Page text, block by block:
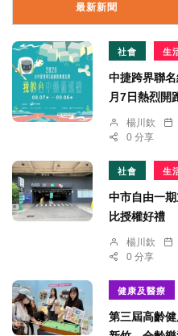
最新新聞
社會 生
中捷跨界聯
月7日熱烈開
楊川欽
0 分享
社會 生
中市自由一
比授權好禮
楊川欽
0 分享
健康及醫療
第三屆高齡